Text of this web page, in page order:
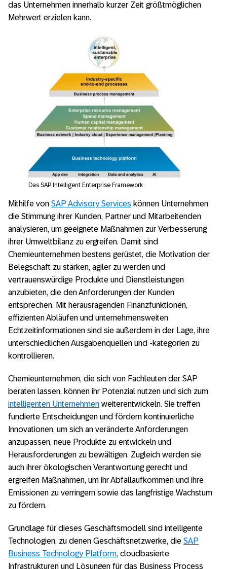
das Unternehmen innerhalb kurzer Zeit größtmöglichen
Mehrwert erzielen kann.
Das SAP Intelligent Enterprise Framework
Mithilfe von SAP Advisory Services können Unternehmen
die Stimmung ihrer Kunden, Partner und Mitarbeitenden
analysieren, um geeignete Maßnahmen zur Verbesserung
ihrer Umweltbilanz zu ergreifen. Damit sind
Chemieunternehmen bestens gerüstet, die Motivation der
Belegschaft zu stärken, agiler zu werden und
vertrauenswürdige Produkte und Dienstleistungen
anzubieten, die den Anforderungen der Kunden
entsprechen. Mit herausragenden Finanzfunktionen,
effizienten Abläufen und unternehmensweiten
Echtzeitinformationen sind sie außerdem in der Lage, ihre
unterschiedlichen Ausgabenquellen und -kategorien zu
kontrollieren.
Chemieunternehmen, die sich von Fachleuten der SAP
beraten lassen, können ihr Potenzial nutzen und sich zum
intelligenten Unternehmen weiterentwickeln. Sie treffen
fundierte Entscheidungen und fördern kontinuierliche
Innovationen, um sich an veränderte Anforderungen
anzupassen, neue Produkte zu entwickeln und
Herausforderungen zu bewältigen. Zugleich werden sie
auch ihrer ökologischen Verantwortung gerecht und
ergreifen Maßnahmen, um ihr Abfallaufkommen und ihre
Emissionen zu verringern sowie das langfristige Wachstum
zu fördern.
Grundlage für dieses Geschäftsmodell sind intelligente
Technologien, zu denen Geschäftsnetzwerke, die SAP
Business Technology Platform, cloudbasierte
Infrastrukturen und Lösungen für das Business Process